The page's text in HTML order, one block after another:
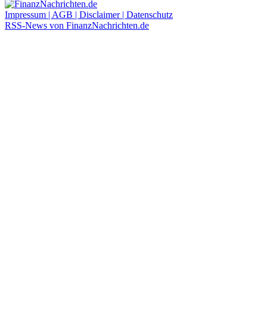
Impressum | AGB | Disclaimer | Datenschutz
RSS-News von FinanzNachrichten.de